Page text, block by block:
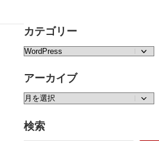
カテゴリー
カテゴリー
アーカイブ
ア
カ
イ
検索